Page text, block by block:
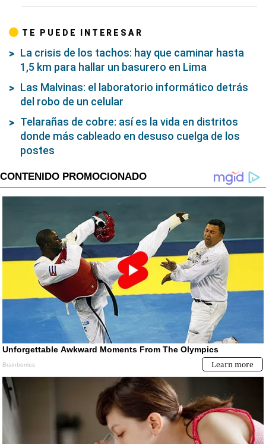
TE PUEDE INTERESAR
La crisis de los tachos: hay que caminar hasta
1,5 km para hallar un basurero en Lima
Las Malvinas: el laboratorio informático detrás
del robo de un celular
Telarañas de cobre: así es la vida en distritos
donde más cableado en desuso cuelga de los
postes